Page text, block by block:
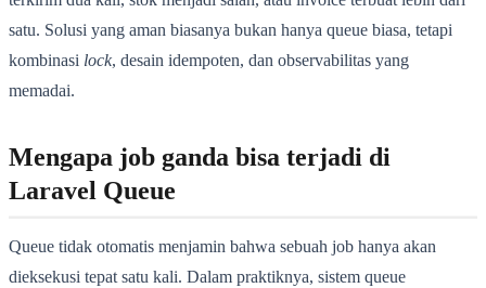
satu. Solusi yang aman biasanya bukan hanya queue biasa, tetapi
kombinasi lock, desain idempoten, dan observabilitas yang
memadai.
Mengapa job ganda bisa terjadi di
Laravel Queue
Queue tidak otomatis menjamin bahwa sebuah job hanya akan
dieksekusi tepat satu kali. Dalam praktiknya, sistem queue